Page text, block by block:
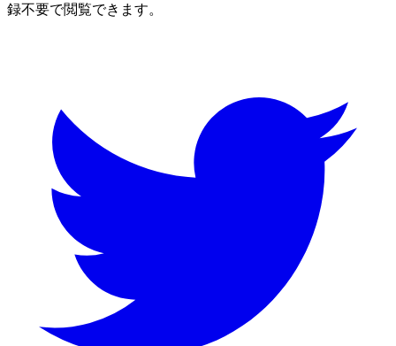
録不要で閲覧できます。